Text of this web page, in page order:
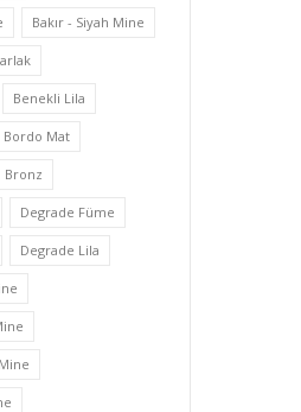
Bakır - Siyah Mine
Benekli Lila
Bordo Mat
Bronz
Degrade Füme
Degrade Lila